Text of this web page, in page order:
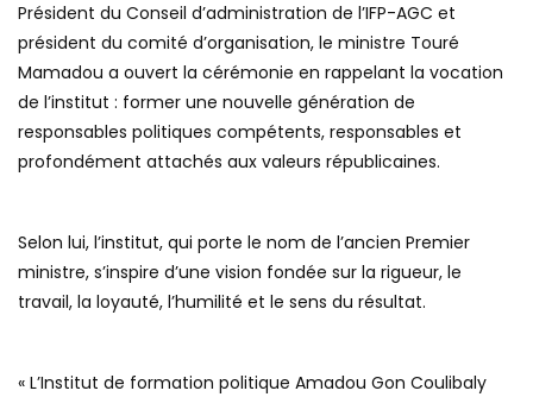
Président du Conseil d’administration de l’IFP-AGC et
président du comité d’organisation, le ministre Touré
Mamadou a ouvert la cérémonie en rappelant la vocation
de l’institut : former une nouvelle génération de
responsables politiques compétents, responsables et
profondément attachés aux valeurs républicaines.
Selon lui, l’institut, qui porte le nom de l’ancien Premier
ministre, s’inspire d’une vision fondée sur la rigueur, le
travail, la loyauté, l’humilité et le sens du résultat.
« L’Institut de formation politique Amadou Gon Coulibaly